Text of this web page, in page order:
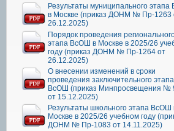
Результаты муниципального
в Москве (приказ ДОНМ № Пр-1263
26.12.2025)
Порядок проведения
этапа ВсОШ в Москве в 2025/26
году (приказ ДОНМ № Пр-1264 от
26.12.2025)
О внесении изменений в сроки
проведения заключительного этапа
ВсОШ (приказ Минпросвещения №
от 15.12.2025)
Результаты школьного этапа ВсОШ
Москве в 2025/26 учебном году
ДОНМ № Пр-1083 от 14.11.2025)